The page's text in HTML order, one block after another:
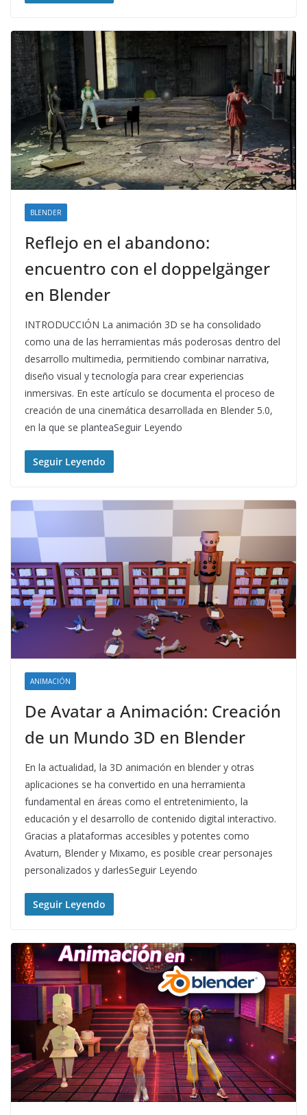
BLENDER
Reflejo en el abandono:
encuentro con el doppelgänger
en Blender
INTRODUCCIÓN La animación 3D se ha consolidado
como una de las herramientas más poderosas dentro del
desarrollo multimedia, permitiendo combinar narrativa,
diseño visual y tecnología para crear experiencias
inmersivas. En este artículo se documenta el proceso de
creación de una cinemática desarrollada en Blender 5.0,
en la que se planteaSeguir Leyendo
Seguir Leyendo
ANIMACIÓN
De Avatar a Animación: Creación
de un Mundo 3D en Blender
En la actualidad, la 3D animación en blender y otras
aplicaciones se ha convertido en una herramienta
fundamental en áreas como el entretenimiento, la
educación y el desarrollo de contenido digital interactivo.
Gracias a plataformas accesibles y potentes como
Avaturn, Blender y Mixamo, es posible crear personajes
personalizados y darlesSeguir Leyendo
Seguir Leyendo